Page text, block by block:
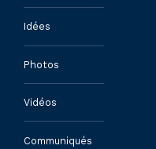
Idées
Photos
Vidéos
Communiqués